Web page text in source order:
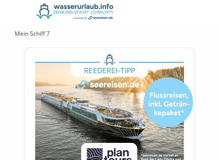
Mein Schiff 7